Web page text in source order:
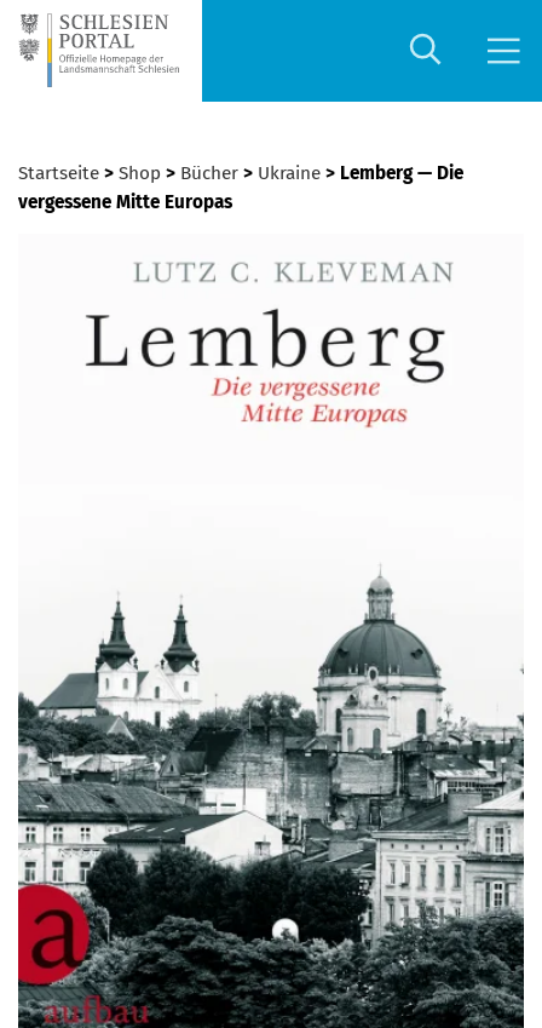
Startseite > Shop > Bücher > Ukraine > Lemberg — Die
vergessene Mitte Europas